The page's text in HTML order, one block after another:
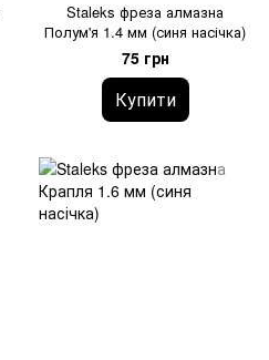
Staleks фреза алмазна
Полум'я 1.4 мм (синя насічка)
75 грн
Купити